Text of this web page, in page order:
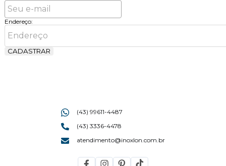
Endereço:
CADASTRAR
(43) 99611-4487
(43) 3336-4478
atendimento@inoxlon.com.br